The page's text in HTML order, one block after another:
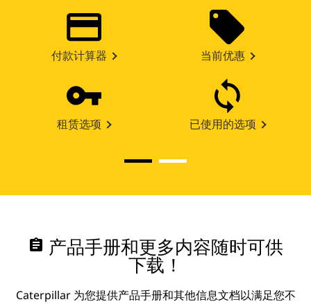
付款计算器 当前优惠
租赁选项 已使用的选项
assignment 产品手册和更多内容随时可供
下载！
Caterpillar 为您提供产品手册和其他信息文档以满足您不